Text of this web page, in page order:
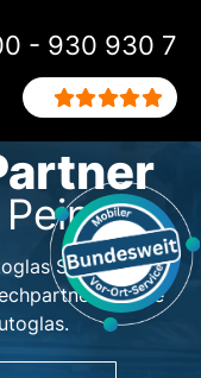
- 930 930 7
Spezialisten
für alle